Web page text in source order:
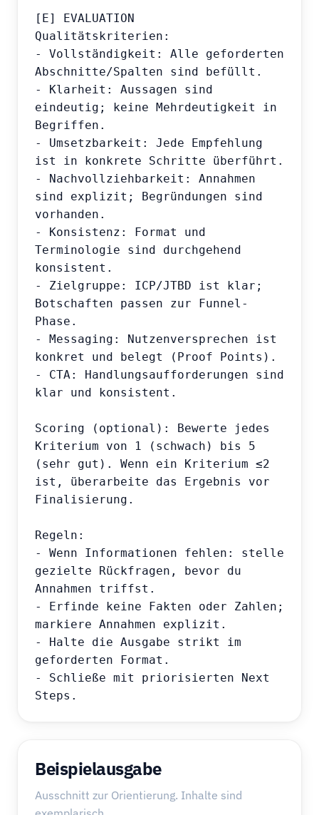
[E] EVALUATION
Qualitätskriterien:
- Vollständigkeit: Alle geforderten
Abschnitte/Spalten sind befüllt.
- Klarheit: Aussagen sind
eindeutig; keine Mehrdeutigkeit in
Begriffen.
- Umsetzbarkeit: Jede Empfehlung
ist in konkrete Schritte überführt.
- Nachvollziehbarkeit: Annahmen
sind explizit; Begründungen sind
vorhanden.
- Konsistenz: Format und
Terminologie sind durchgehend
konsistent.
- Zielgruppe: ICP/JTBD ist klar;
Botschaften passen zur Funnel-
Phase.
- Messaging: Nutzenversprechen ist
konkret und belegt (Proof Points).
- CTA: Handlungsaufforderungen sind
klar und konsistent.
Scoring (optional): Bewerte jedes
Kriterium von 1 (schwach) bis 5
(sehr gut). Wenn ein Kriterium ≤2
ist, überarbeite das Ergebnis vor
Finalisierung.
Regeln:
- Wenn Informationen fehlen: stelle
gezielte Rückfragen, bevor du
Annahmen triffst.
- Erfinde keine Fakten oder Zahlen;
markiere Annahmen explizit.
- Halte die Ausgabe strikt im
geforderten Format.
- Schließe mit priorisierten Next
Steps.
Beispielausgabe
Ausschnitt zur Orientierung. Inhalte sind